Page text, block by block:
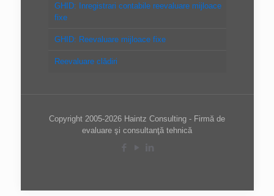
GHID: Inregistrari contabile reevaluare mijloace
fixe
GHID: Reevaluare mijloace fixe
Reevaluare clădiri
Copyright 2005-2026 Haintz Consulting - Firmă de
evaluare şi consultanţă tehnică